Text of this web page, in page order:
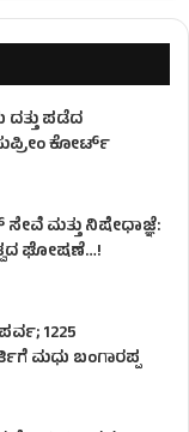
ದತ್ತು ಪಡೆದ
ಕೋರ್ಟ್
ಮತ್ತು ನಿಷೇಧಾಜ್ಞೆ:
ಘೋಷಣೆ…!
1225
ಮಧು ಬಂಗಾರಪ್ಪ